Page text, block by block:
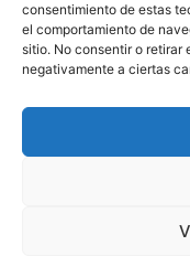
consentimiento de estas
el comportamiento de
sitio. No consentir o retirar
negativamente a ciertas